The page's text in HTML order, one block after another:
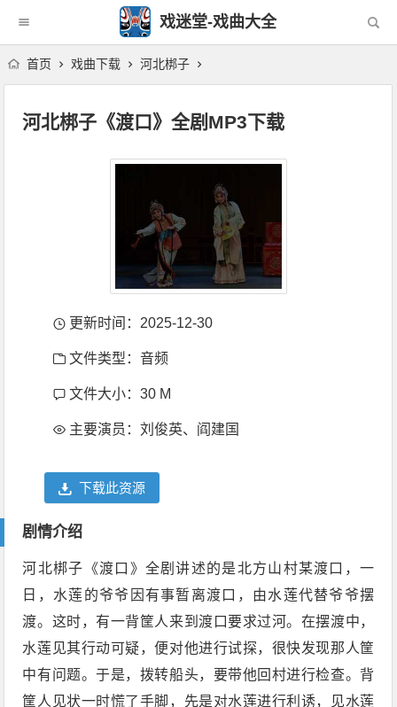
戏迷堂-戏曲大全
首页 戏曲下载 河北梆子
河北梆子《渡口》全剧MP3下载
更新时间：2025-12-30
文件类型：音频
文件大小：30 M
主要演员：刘俊英、阎建国
下载此资源
剧情介绍
河北梆子《渡口》全剧讲述的是北方山村某渡口，一
日，水莲的爷爷因有事暂离渡口，由水莲代替爷爷摆
渡。这时，有一背筐人来到渡口要求过河。在摆渡中，
水莲见其行动可疑，便对他进行试探，很快发现那人筐
中有问题。于是，拨转船头，要带他回村进行检查。背
筐人见状一时慌了手脚，先是对水莲进行利诱，见水莲